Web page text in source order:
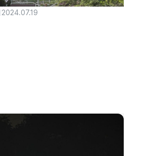
2024.07.19